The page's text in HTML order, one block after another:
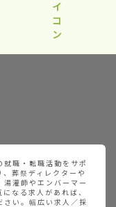
職・転職活動をサポ
葬祭ディレクターや
灌師やエンバーマー
なる求人があれば、
さい。幅広い求人／採